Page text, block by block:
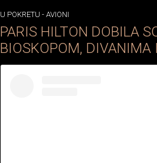
U POKRETU - AVIONI
PARIS HILTON DOBILA
BIOSKOPOM,